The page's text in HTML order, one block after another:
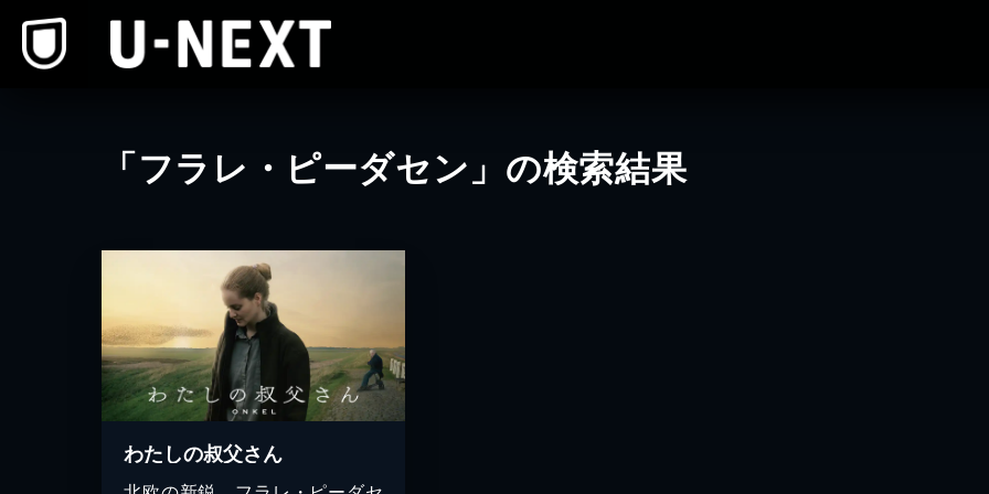
「フラレ・ピーダセン」の検索結果
わたしの叔父さん